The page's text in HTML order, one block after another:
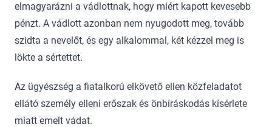
elmagyarázni a vádlottnak, hogy miért kapott kevesebb
pénzt. A vádlott azonban nem nyugodott meg, tovább
szidta a nevelőt, és egy alkalommal, két kézzel meg is
lökte a sértettet.
Az ügyészség a fiatalkorú elkövető ellen közfeladatot
ellátó személy elleni erőszak és önbíráskodás kísérlete
miatt emelt vádat.